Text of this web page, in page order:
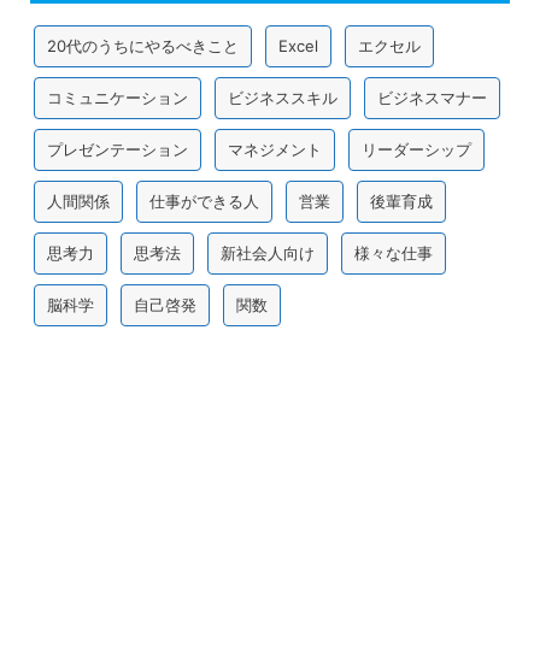
20代のうちにやるべきこと Excel エクセル
コミュニケーション ビジネススキル ビジネスマナー
プレゼンテーション マネジメント リーダーシップ
人間関係 仕事ができる人 営業 後輩育成
思考力 思考法 新社会人向け 様々な仕事
脳科学 自己啓発 関数